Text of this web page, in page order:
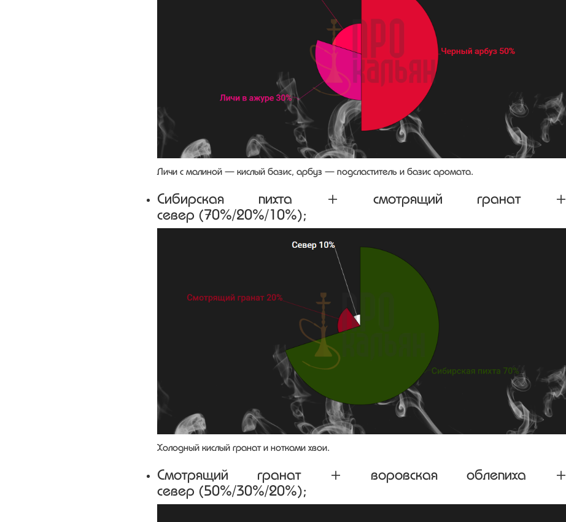
Личи с малиной — кислый базис, арбуз — подсластитель и базис аромата.
Сибирская пихта + смотрящий гранат +
север (70%/20%/10%);
Холодный кислый гранат и нотками хвои.
Смотрящий гранат + воровская облепиха +
север (50%/30%/20%);